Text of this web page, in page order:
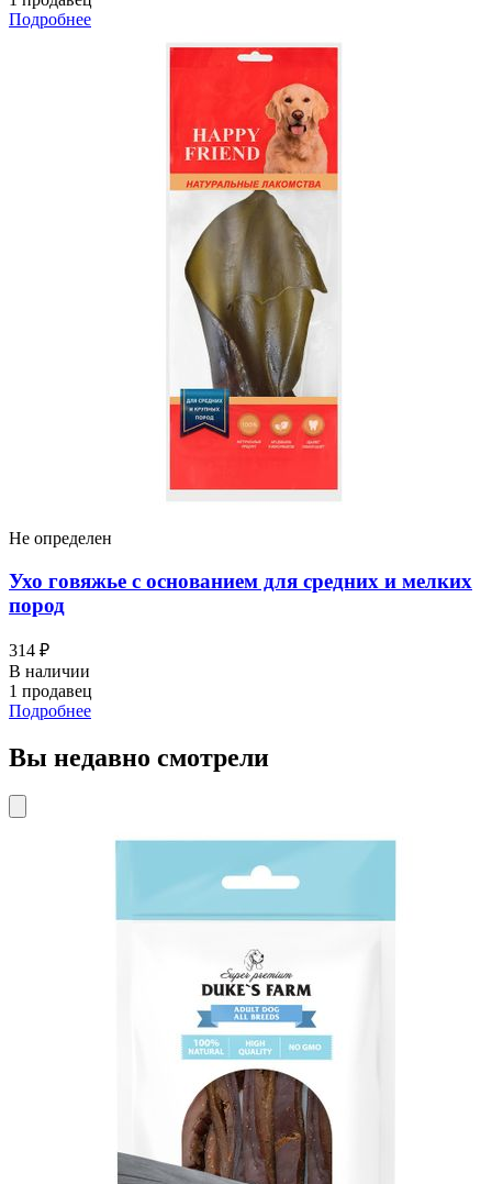
Подробнее
Не определен
Ухо говяжье с основанием для средних и мелких
пород
314 ₽
В наличии
1 продавец
Подробнее
Вы недавно смотрели